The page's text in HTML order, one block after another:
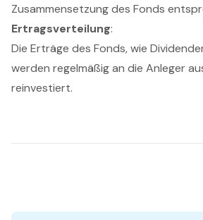
Zusammensetzung des Fonds
Ertragsverteilung:
Die Erträge des Fonds, wie
werden regelmäßig an die Anleger
reinvestiert.